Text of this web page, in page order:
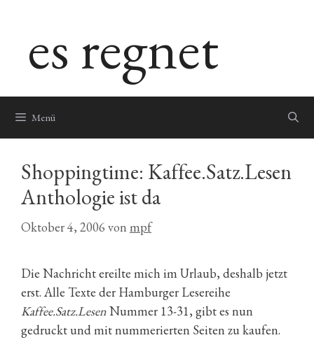
springenes regnet
Menü
Shoppingtime: Kaffee.Satz.Lesen
Anthologie ist da
Oktober 4, 2006 von mpf
Die Nachricht ereilte mich im Urlaub, deshalb jetzt
erst. Alle Texte der Hamburger Lesereihe
Kaffee.Satz.LesenNummer 13-31, gibt es nun
gedruckt und mit nummerierten Seiten zu kaufen.